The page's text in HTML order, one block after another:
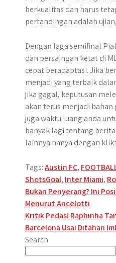
berkualitas dan harus
pertandingan adalah
Dengan laga semifinal
dan persaingan ketat di
cepat beradaptasi. Jika
menjadi yang terbaik
jika gagal, keputusan
akan terus menjadi
juga waktu luang anda
banyak lagi tentang
lainnya hanya dengan klik
Tags:Austin FC,
ShotsGoal, Inter Miami,
Post
navigation
Bukan Penyerang? Ini
Menurut Ancelotti
Kritik Pedas! Raphinha
Barcelona Usai Ditahan
Search